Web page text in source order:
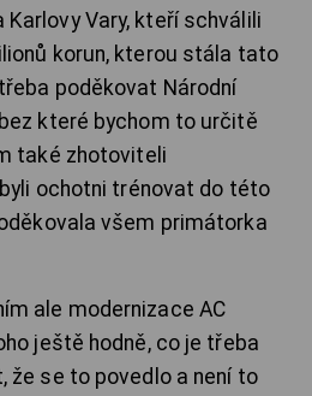
Vary, kteří schválili
korun, kterou stála tato
poděkovat Národní
které bychom to určitě
také zhotoviteli
ochotni trénovat do této
všem primátorka
ale modernizace AC
ještě hodně, co je třeba
že se to povedlo a není to